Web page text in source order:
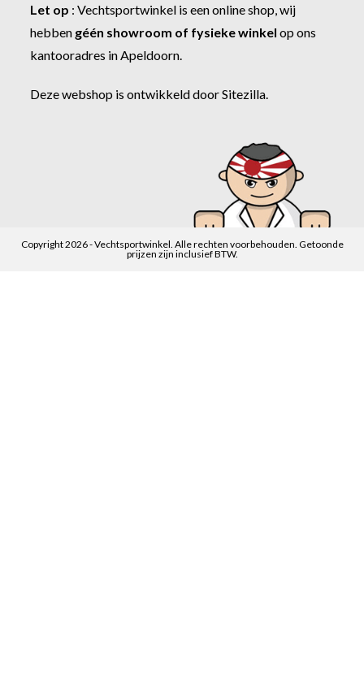
Let op :Vechtsportwinkel is een online shop, wij
hebben géén showroom of fysieke winkel op ons
kantooradres in Apeldoorn.
Deze webshop is ontwikkeld doorSitezilla
Copyright 2026 - Vechtsportwinkel. Alle rechten voorbehouden. Getoonde
prijzen zijn inclusief BTW.